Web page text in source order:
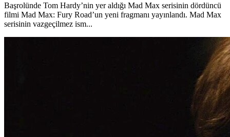
Başrolünde Tom Hardy’nin yer aldığı Mad Max serisinin dördüncü
filmi Mad Max: Fury Road’un yeni fragmanı yayınlandı. Mad Max
serisinin vazgeçilmez ism...